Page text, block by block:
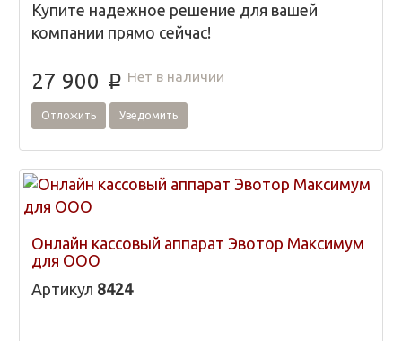
Купите надежное решение для вашей
компании прямо сейчас!
27 900 p Нет в наличии
Отложить Уведомить
Онлайн кассовый аппарат Эвотор Максимум
для ООО
Артикул 8424